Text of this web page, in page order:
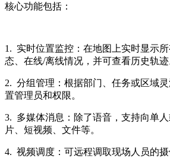
核心功能包括：
1. 实时位置监控：在地图上实时显示
态、在线/离线情况，并可查看历史轨迹
2. 分组管理：根据部门、任务或区域
置管理员和权限。
3. 多媒体消息：除了语音，支持向单
片、短视频、文件等。
4. 视频调度：可远程调取现场人员的